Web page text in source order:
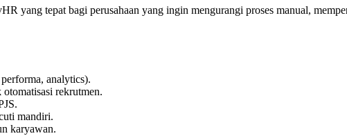
yang tepat bagi perusahaan yang ingin mengurangi proses manual,
analytics).
rekrutmen.
mandiri.
karyawan.